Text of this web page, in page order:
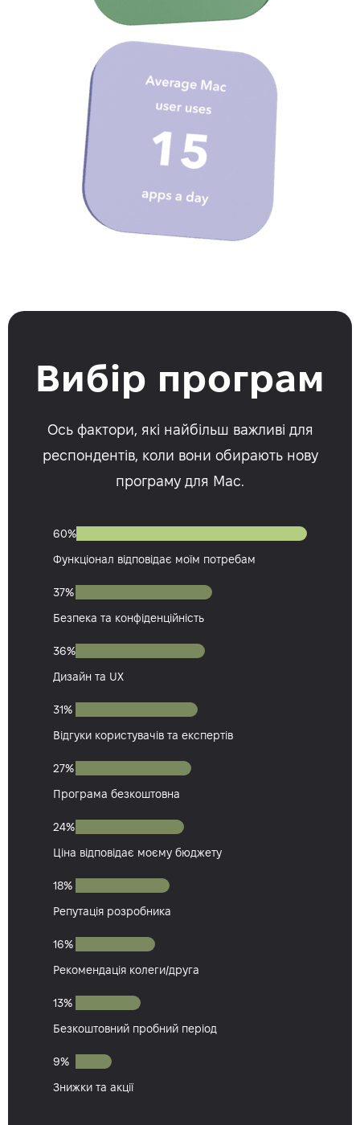
Вибір програм
Ось фактори, які найбільш важливі для
респондентів, коли вони обирають нову
програму для Mac.
60%
Функціонал відповідає моїм потребам
37%
Безпека та конфіденційність
36%
Дизайн та UX
31%
Відгуки користувачів та експертів
27%
Програма безкоштовна
24%
Ціна відповідає моєму бюджету
18%
Репутація розробника
16%
Рекомендація колеги/друга
13%
Безкоштовний пробний період
9%
Знижки та акції